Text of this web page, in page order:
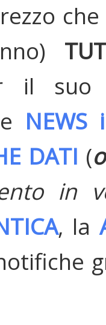
il suo
DATI (
in
, la